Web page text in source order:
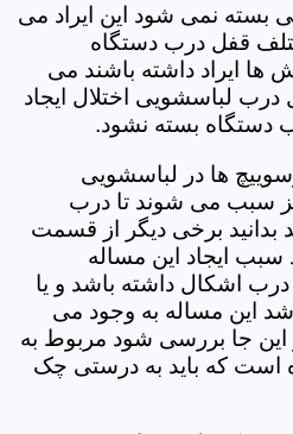
بسته نمی شود این ایراد می
قفل درب دستگاه
ها ایراد داشته باشند می
درب لباسشویی اختلال ایجاد
دستگاه بسته نشود.
ها در لباسشویی
سبب می شوند تا درب
بدانید برخی دیگر از قسمت
سبب ایجاد این مساله
درب اشکال داشته باشد و یا
این مساله به وجود می
این جا بررسی شود مربوط به
که باید به درستی چک